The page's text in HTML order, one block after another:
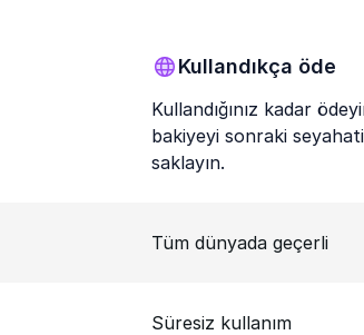
Kullandıkça öde
Kullandığınız kadar
bakiyeyi sonraki
saklayın.
Tüm dünyada geçerli
Süresiz kullanım